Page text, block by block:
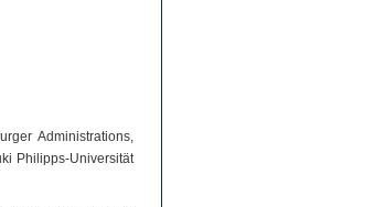
Administrations,
Philipps-Universität